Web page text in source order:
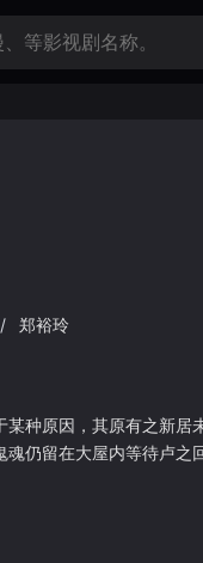
/
郑裕玲
种原因，其原有之新
仍留在大屋内等待卢之